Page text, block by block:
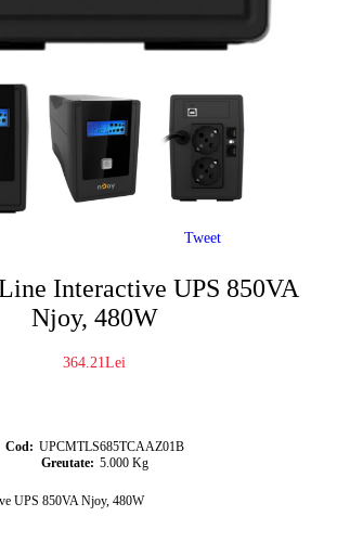
Interactive UPS 850VA
Njoy, 480W
364.21Lei
Cod: UPCMTLS685TCAAZ01B
Greutate: 5.000 Kg
UPS 850VA Njoy, 480W
Tweet